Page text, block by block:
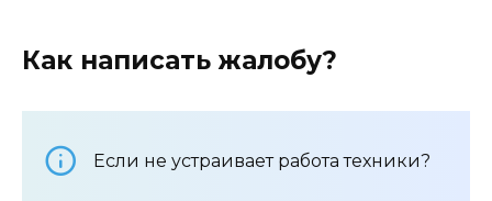
Как написать жалобу?
Если не устраивает работа техники?